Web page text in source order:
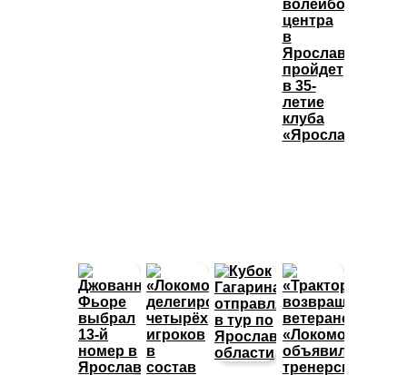
волейбольного
центра
в
Ярославле
пройдет
в 35-
летие
клуба
«Ярославич»